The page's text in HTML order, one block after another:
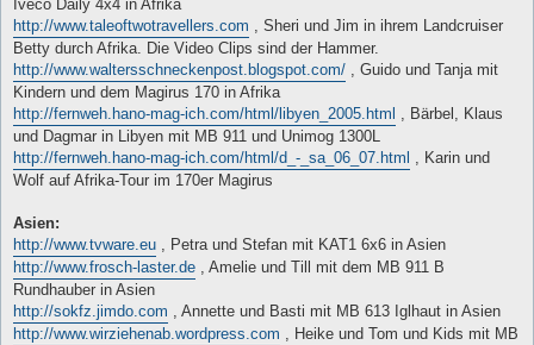
Iveco Daily 4x4 in Afrika
http://www.taleoftwotravellers.com , Sheri und Jim in ihrem Landcruiser
Betty durch Afrika. Die Video Clips sind der Hammer.
http://www.waltersschneckenpost.blogspot.com/ , Guido und Tanja mit
Kindern und dem Magirus 170 in Afrika
http://fernweh.hano-mag-ich.com/html/libyen_2005.html
, Bärbel, Klaus
und Dagmar in Libyen mit MB 911 und Unimog 1300L
http://fernweh.hano-mag-ich.com/html/d_-_sa_06_07.html
, Karin und
Wolf auf Afrika-Tour im 170er Magirus
Asien:
http://www.tvware.eu , Petra und Stefan mit KAT1 6x6 in Asien
http://www.frosch-laster.de , Amelie und Till mit dem MB 911 B
Rundhauber in Asien
http://sokfz.jimdo.com , Annette und Basti mit MB 613 Iglhaut in Asien
http://www.wirziehenab.wordpress.com , Heike und Tom und Kids mit MB